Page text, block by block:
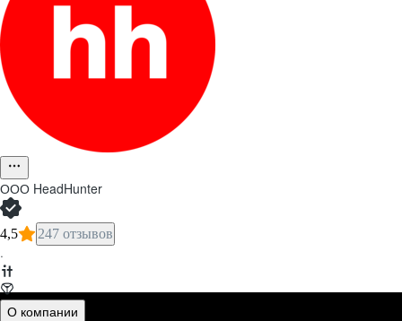
ООО HeadHunter
4,5 247 отзывов
·
О компании